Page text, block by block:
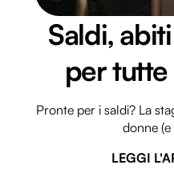
Saldi,
per
Pronte per i saldi? La
donne
LEGGI